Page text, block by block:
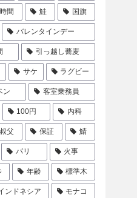
時間 鮭 国旗
バレンタインデー
引っ越し蕎麦
サケ ラグビー
ン 客室乗務員
100円 内科
叔父 保証 鯖
パリ 火事
年齢 標準木
ンドネシア モナコ